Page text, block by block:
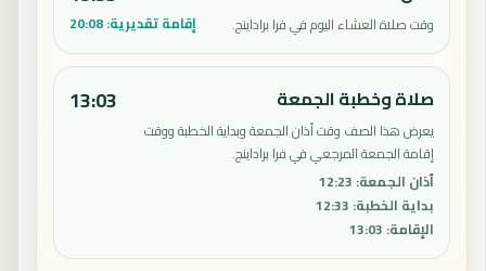
وقت صلاة العشاء اليوم في فرا براداينج. إقامة تقديرية:20:08
صلاة وخطبة الجمعة
يعرض هذا الصف وقت أذان الجمعة وبداية الخطبة ووقت
إقامة الجمعة المرجعي في فرا براداينج.
أذان الجمعة:
12:23
بداية الخطبة:
12:33
الإقامة:
13:03
13:03